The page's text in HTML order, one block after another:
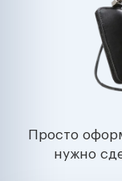
Просто
нужно